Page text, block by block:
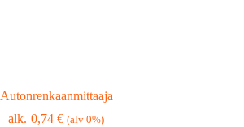
Autonrenkaanmittaaja
0,74€ (alv 0%)